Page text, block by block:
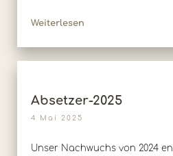
Weiterlesen
Absetzer-2025
4 Mai 2025
Unser Nachwuchs von 2024